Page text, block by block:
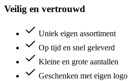
Veilig en vertrouwd
Uniek eigen assortiment
Op tijd en snel geleverd
Kleine en grote aantallen
Geschenken met eigen logo